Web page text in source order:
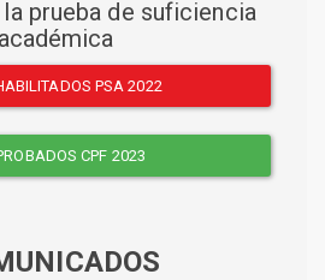
prueba de suficiencia
académica
PSA 2022
CPF 2023